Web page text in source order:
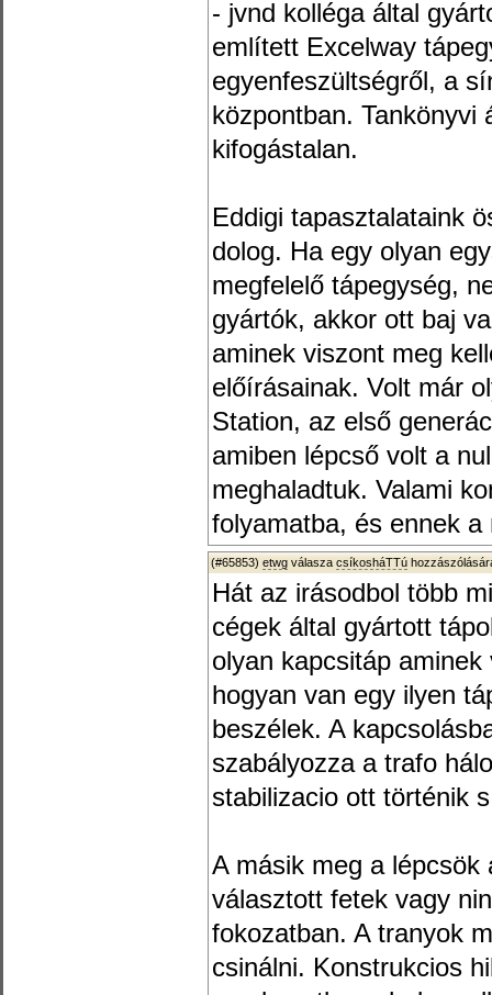
- jvnd kolléga által
említett Excelway
egyenfeszültségről, a
központban. Tankönyvi
kifogástalan.
Eddigi tapasztalataink
dolog. Ha egy olyan
megfelelő tápegység,
gyártók, akkor ott baj
aminek viszont meg
előírásainak. Volt már
Station, az első
amiben lépcső volt a
meghaladtuk. Valami
folyamatba, és ennek
(#65853) etwg válasza csíkosháTTú
Hát az irásodbol több
cégek által gyártott
olyan kapcsitáp
hogyan van egy ilyen
beszélek. A
szabályozza a trafo
stabilizacio ott történik
A másik meg a lépcsök
választott fetek vagy
fokozatban. A tranyok
csinálni. Konstrukcios